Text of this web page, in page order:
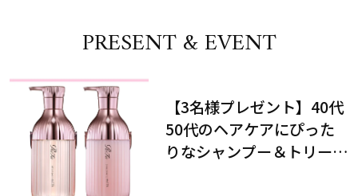
PRESENT & EVENT
【3名様プレゼント】40代
50代のヘアケアにぴった
りなシャンプー＆トリート